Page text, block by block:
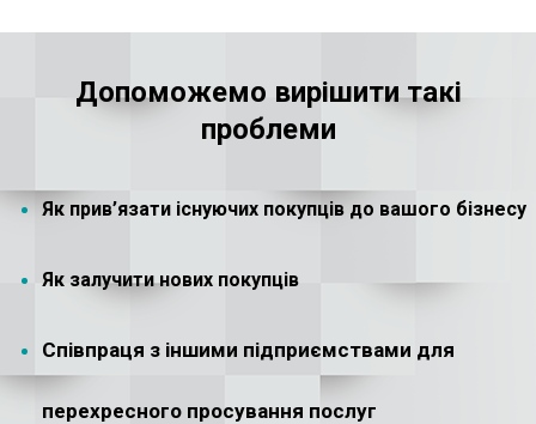
Допоможемо вирішити такі
проблеми
Як прив’язати існуючих покупців до вашого бізнесу
Як залучити нових покупців
Співпраця з іншими підприємствами для
перехресного просування послуг